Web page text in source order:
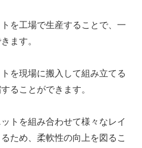
を工場で生産することで、一
ます。
を現場に搬入して組み立てる
ることができます。
トを組み合わせて様々なレイ
ため、柔軟性の向上を図るこ